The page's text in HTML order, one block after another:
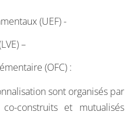
(UEF) -
–
(OFC) :
sont organisés par
construits et mutualisés